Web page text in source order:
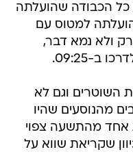
כל הכבודה שהועלתה
למטוס עם
ולא נמא דבר,
ב-09:25.
השוטרים וגם לא
מהנוסעים שהיו
אחד מהתשעה צפוי
שקריאת שווא על